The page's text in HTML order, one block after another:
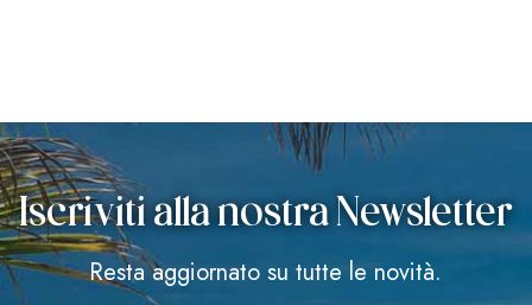
Iscriviti alla nostra Newsletter
Resta aggiornato su tutte le novità.